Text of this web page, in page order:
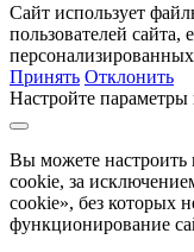
Сайт использует
пользователей сайта,
Принять Отклонить
Настройте
Вы можете настроить
cookie, за
cookie», без которых
функционирование